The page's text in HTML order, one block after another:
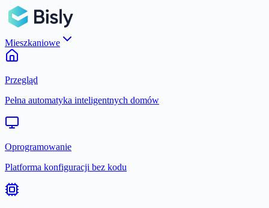
Mieszkaniowe
Przegląd
Pełna automatyka inteligentnych domów
Oprogramowanie
Platforma konfiguracji bez kodu